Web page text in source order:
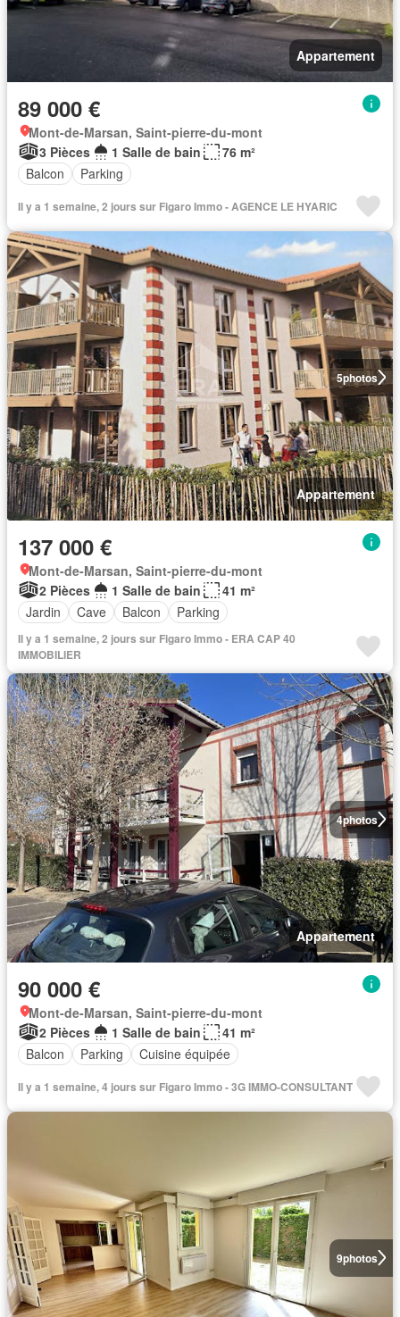
Appartement
89 000 €
Mont-de-Marsan, Saint-pierre-du-mont
3 Pièces
1 Salle de bain
76 m²
Balcon
Parking
Il y a 1 semaine, 2 jours sur Figaro Immo - AGENCE LE HYARIC
5photos
Appartement
137 000 €
Mont-de-Marsan, Saint-pierre-du-mont
2 Pièces
1 Salle de bain
41 m²
Jardin
Cave Balcon Parking
Il y a 1 semaine, 2 jours sur Figaro Immo - ERA CAP 40
IMMOBILIER
4photos
Appartement
90 000 €
Mont-de-Marsan, Saint-pierre-du-mont
2 Pièces
1 Salle de bain
41 m²
Balcon
Parking Cuisine équipée
Il y a 1 semaine, 4 jours sur Figaro Immo - 3G IMMO-CONSULTANT
9photos